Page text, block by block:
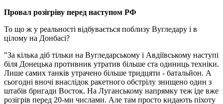
Провал розігріву перед наступом РФ
То що ж у реальності відбувається поблизу Вугледару і в
цілому на Донбасі?
"За кілька діб тільки на Вугледарському і Авдіївському наступі
біля Донецька противник утратив більше ста одиниць техніки.
Лише самих танків утрачено більше тридцяти - батальйон. А
сьогодні вночі внаслідок ракетного обстрілу знищено один з
штабів бригади Восток. На Луганському напрямку теж іде вже
розігрів перед 20-ми числами. Але там просто кидають піхоту